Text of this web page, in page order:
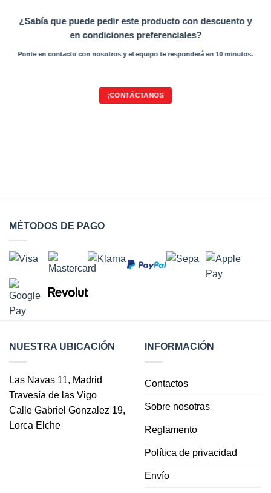
¿Sabía que puede pedir este producto con descuento y
en condiciones preferenciales?
Ponte en contacto con nosotros y el equipo te responderá en 10 minutos.
¡CONTÁCTANOS
MÉTODOS DE PAGO
NUESTRA UBICACIÓN
Las Navas 11, Madrid
Travesía de las Vigo
Calle Gabriel Gonzalez 19,
Lorca Elche
INFORMACIÓN
Contactos
Sobre nosotras
Reglamento
Política de privacidad
Envío